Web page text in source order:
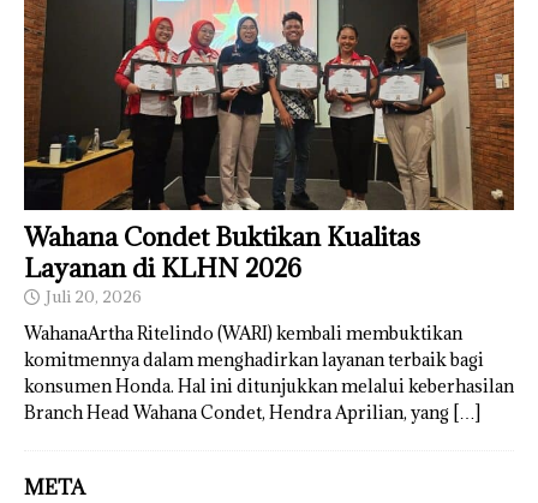
Wahana Condet Buktikan Kualitas
Layanan di KLHN 2026
Juli 20, 2026
WahanaArtha Ritelindo (WARI) kembali membuktikan
komitmennya dalam menghadirkan layanan terbaik bagi
konsumen Honda. Hal ini ditunjukkan melalui keberhasilan
Branch Head Wahana Condet, Hendra Aprilian, yang […]
META